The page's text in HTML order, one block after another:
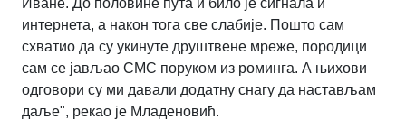
интернета, а након тога све слабије. Пошто сам
схватио да су укинуте друштвене мреже, породици
сам се јављао СМС поруком из роминга. А њихови
одговори су ми давали додатну снагу да настављам
даље", рекао је Младеновић.